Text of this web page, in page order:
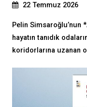
22 Temmuz 2026
Pelin Simsaroğlu’nun
hayatın tanıdık
koridorlarına uzanan